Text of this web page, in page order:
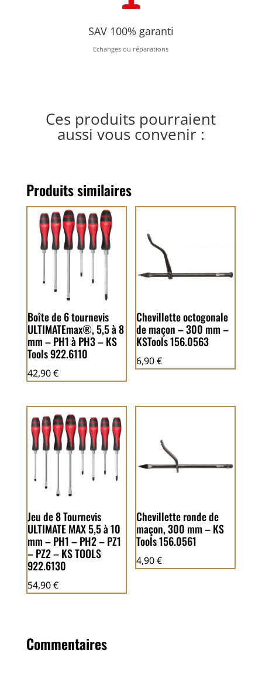
SAV 100% garanti
Echanges ou réparations
Ces produits pourraient
aussi vous convenir :
Produits similaires
Boîte de 6 tournevis
ULTIMATEmax®, 5,5 à 8
mm – PH1 à PH3 – KS
Tools 922.6110
42,90€
Chevillette octogonale
de maçon – 300 mm –
KSTools 156.0563
6,90€
Jeu de 8 Tournevis
ULTIMATE MAX 5,5 à 10
mm – PH1 – PH2 – PZ1
– PZ2 – KS TOOLS
922.6130
54,90€
Chevillette ronde de
maçon, 300 mm – KS
Tools 156.0561
4,90€
Commentaires